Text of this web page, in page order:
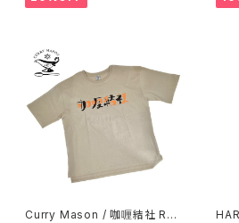
Curry Mason / 咖喱結社 RET